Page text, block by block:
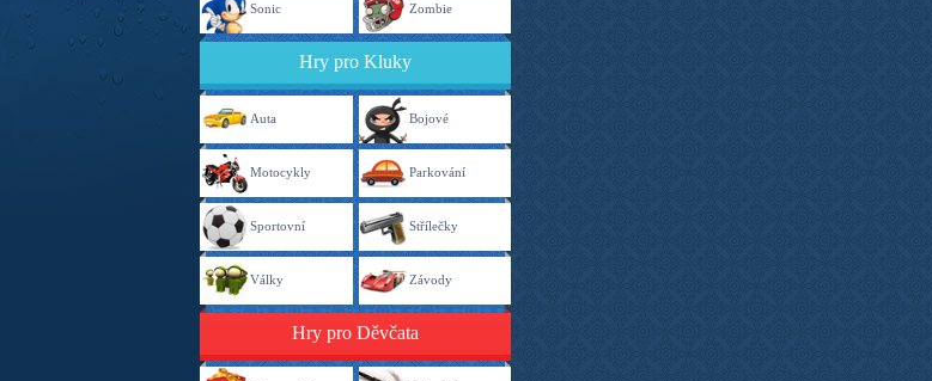
Sonic Zombie
Hry pro Kluky
Auta Bojové
Motocykly Parkování
Sportovní Střílečky
Války Závody
Hry pro Děvčata